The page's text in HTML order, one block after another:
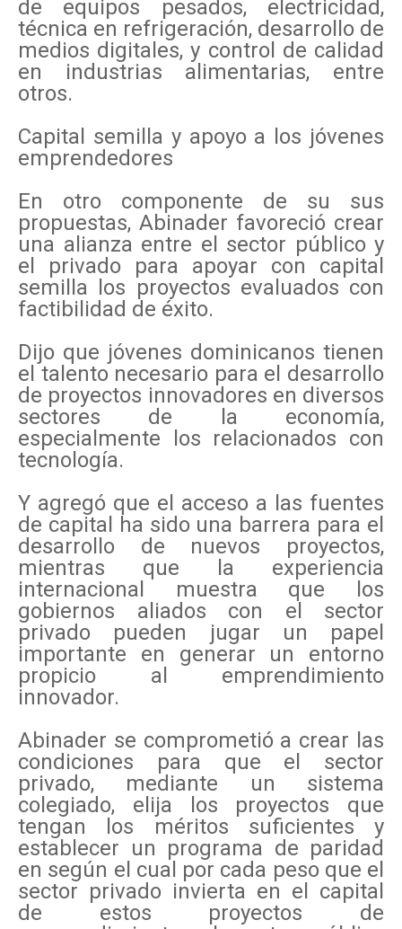
de equipos pesados, electricidad,
técnica en refrigeración, desarrollo de
medios digitales, y control de calidad
en industrias alimentarias, entre
otros.
Capital semilla y apoyo a los jóvenes
emprendedores
En otro componente de su sus
propuestas, Abinader favoreció crear
una alianza entre el sector público y
el privado para apoyar con capital
semilla los proyectos evaluados con
factibilidad de éxito.
Dijo que jóvenes dominicanos tienen
el talento necesario para el desarrollo
de proyectos innovadores en diversos
sectores de la economía,
especialmente los relacionados con
tecnología.
Y agregó que el acceso a las fuentes
de capital ha sido una barrera para el
desarrollo de nuevos proyectos,
mientras que la experiencia
internacional muestra que los
gobiernos aliados con el sector
privado pueden jugar un papel
importante en generar un entorno
propicio al emprendimiento
innovador.
Abinader se comprometió a crear las
condiciones para que el sector
privado, mediante un sistema
colegiado, elija los proyectos que
tengan los méritos suficientes y
establecer un programa de paridad
en según el cual por cada peso que el
sector privado invierta en el capital
de estos proyectos de